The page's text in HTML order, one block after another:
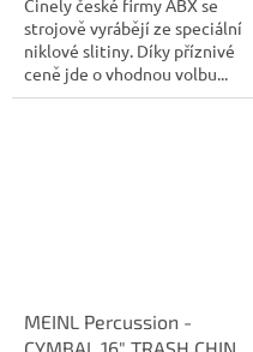
Činely české firmy ABX se
strojově vyrábějí ze speciální
niklové slitiny. Díky příznivé
ceně jde o vhodnou volbu...
MEINL Percussion -